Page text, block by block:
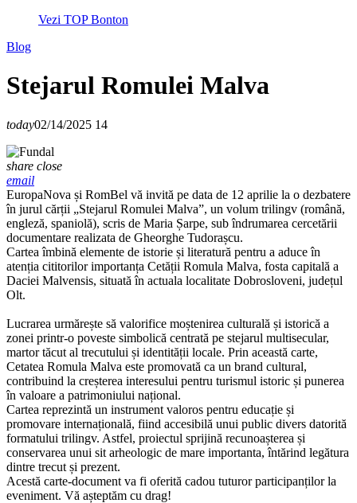
Vezi TOP Bonton
Blog
Stejarul Romulei Malva
today02/14/2025 14
share close
email
EuropaNova și RomBel vă invită pe data de 12 aprilie la o dezbatere
în jurul cărții „Stejarul Romulei Malva”, un volum trilingv (română,
engleză, spaniolă), scris de Maria Șarpe, sub îndrumarea cercetării
documentare realizata de Gheorghe Tudorașcu.
Cartea îmbină elemente de istorie și literatură pentru a aduce în
atenția cititorilor importanța Cetății Romula Malva, fosta capitală a
Daciei Malvensis, situată în actuala localitate Dobrosloveni, județul
Olt.
Lucrarea urmărește să valorifice moștenirea culturală și istorică a
zonei printr-o poveste simbolică centrată pe stejarul multisecular,
martor tăcut al trecutului și identității locale. Prin această carte,
Cetatea Romula Malva este promovată ca un brand cultural,
contribuind la creșterea interesului pentru turismul istoric și punerea
în valoare a patrimoniului național.
Cartea reprezintă un instrument valoros pentru educație și
promovare internațională, fiind accesibilă unui public divers datorită
formatului trilingv. Astfel, proiectul sprijină recunoașterea și
conservarea unui sit arheologic de mare importanta, întărind legătura
dintre trecut și prezent.
Acestă carte-document va fi oferită cadou tuturor participanților la
eveniment. Vă așteptăm cu drag!